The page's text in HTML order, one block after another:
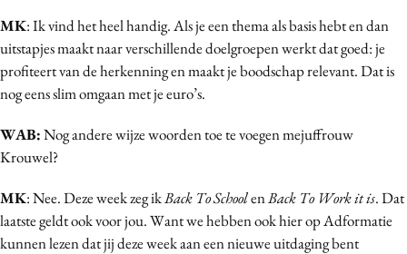
MK: Ik vind het heel handig. Als je een thema als basis hebt en dan
uitstapjes maakt naar verschillende doelgroepen werkt dat goed: je
profiteert van de herkenning en maakt je boodschap relevant. Dat is
nog eens slim omgaan met je euro’s.
WAB:Nog andere wijze woorden toe te voegen mejuffrouw
Krouwel?
MK: Nee. Deze week zeg ikBack To SchoolenBack To Work it is. Dat
laatste geldt ook voor jou. Want we hebben ook hier op Adformatie
kunnen lezen dat jij deze week aan een nieuwe uitdaging bent